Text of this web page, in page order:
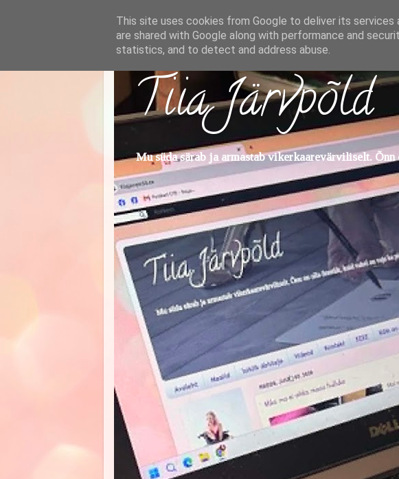
Tiia Järvpõld
Mu süda särab ja armastab vikerkaarevärviliselt.
This site uses cookies from Google to deliver its services
are shared with Google along with performance and
statistics, and to detect and address abuse.